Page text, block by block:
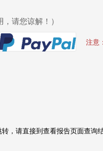
请您谅解！）
注意
，请直接到查看报告页面查询